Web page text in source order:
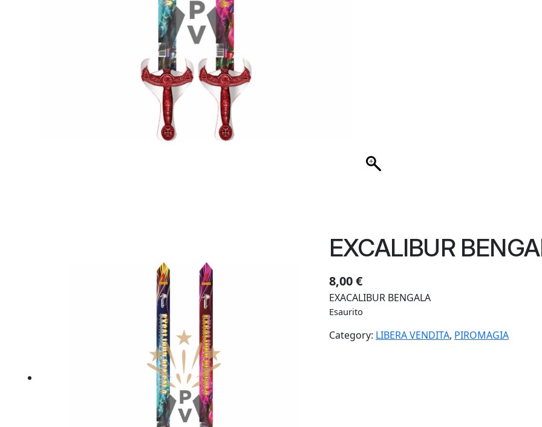
EXCALIBUR
8,00€
EXACALIBUR BENGALA
Esaurito
Category: LIBERA VENDITA, PIROMAGIA